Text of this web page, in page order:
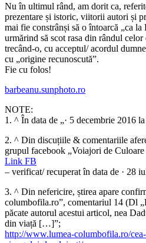
Nu în ultimul rând, am dorit ca,
prezentare și istoric, viitorii autori și
mai fie constrânși să o întoarcă „ca la
urmărind să scot rasa din rândul celor
trecând-o, cu acceptul/ acordul
cu „origine recunoscută”.
Fie cu folos!
barbeanu.sunphoto.ro
NOTE:
1. ^ În data de „· 5 decembrie 2016 la
2. ^ Din discuțiile & comentariile
grupul facebook „Voiajori de
Link FB
– verificat/ recuperat în data de · 28
3. ^ Din nefericire, știrea apare
columbofila.ro”, comentariul 14 (Dl
păcate autorul acestui articol, nea
din viață […]”;
http://www.lumea-columbofila.ro/